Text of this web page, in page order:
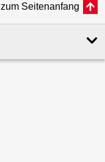
zum Seitenanfang